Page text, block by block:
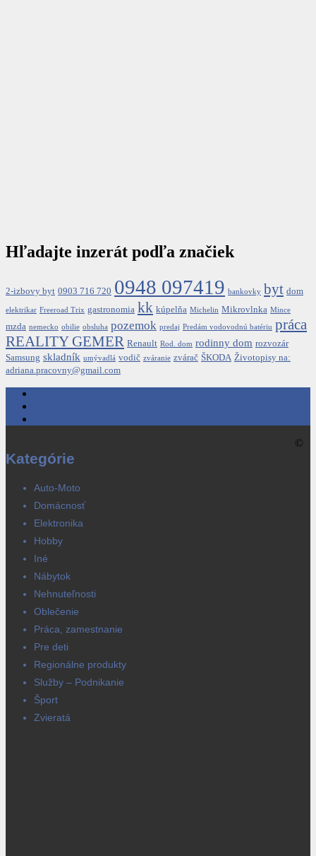
Hľadajte inzerát podľa značiek
2-izbovy byt 0903 716 720 0948 097419 bankovky byt dom
elektrikar Freeroad Trix gastronomia kk kúpelňa Michelin Mikrovlnka Mince
mzda nemecko obilie obsluha pozemok predaj Predám vodovodnú batériu práca
REALITY GEMER Renault Rod. dom rodinny dom rozvozár
Samsung skladník umývadlá vodič zváranie zvárač ŠKODA Životopisy na:
adriana.pracovny@gmail.com
Kategórie
Auto-Moto
Domácnosť
Elektronika
Hobby
Iné
Nábytok
Nehnuteľnosti
Oblečenie
Práca, zamestnanie
Pre deti
Regionálne produkty
Služby – Podnikanie
Šport
Zvieratá
©